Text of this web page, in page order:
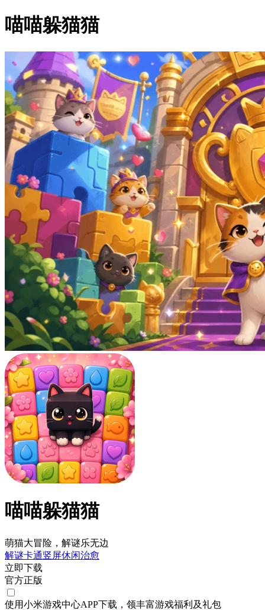
喵喵躲猫猫
喵喵躲猫猫
萌猫大冒险，解谜乐无边
解谜卡通竖屏休闲治愈
立即下载
官方正版
使用小米游戏中心APP下载 ，领丰富游戏福利 及礼包